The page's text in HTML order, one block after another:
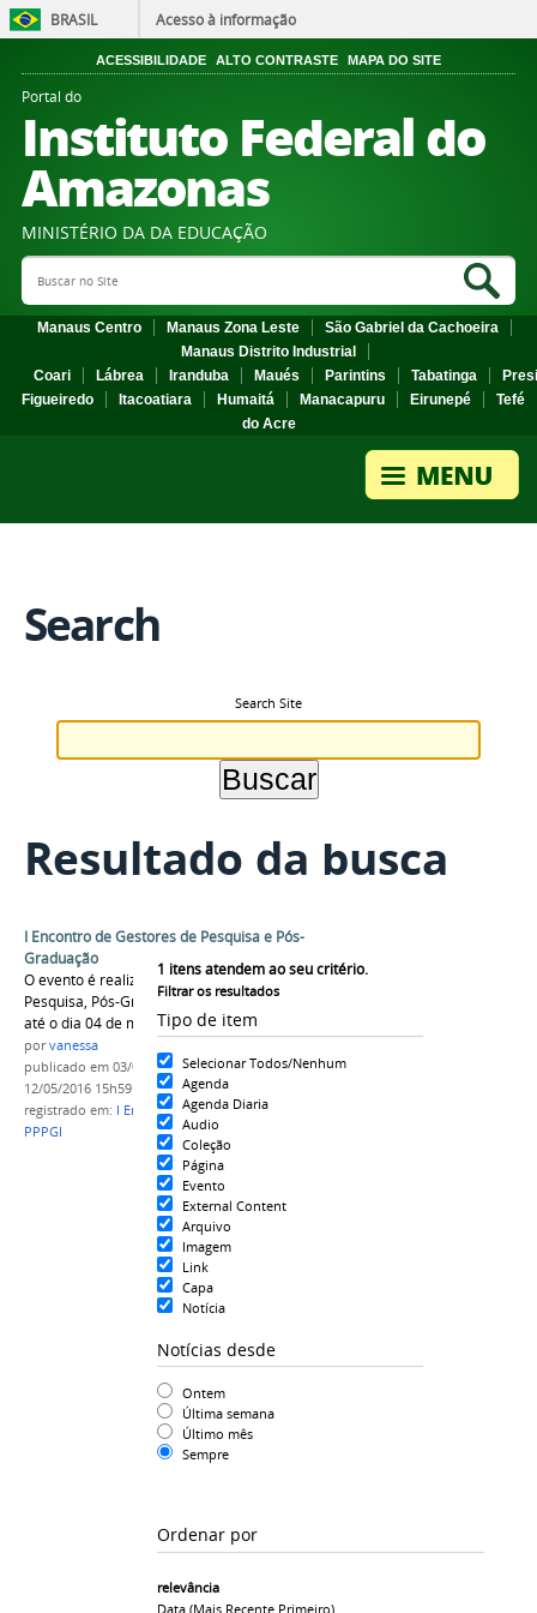
BRASIL Acesso à informação
ACESSIBILIDADE ALTO CONTRASTE MAPA DO SITE
Portal do
Instituto Federal do
Amazonas
MINISTÉRIO DA DA EDUCAÇÃO
Search Site
Manaus Centro Manaus Zona Leste
São Gabriel da Cachoeira
Manaus Distrito Industrial
Coari
Lábrea Iranduba Maués Parintins Tabatinga
Figueiredo
Itacoatiara Humaitá Manacapuru Eirunepé
Tefé
do Acre
Search
Search Site
Resultado da busca
1 itens atendem ao seu critério.
Filtrar os resultados
Tipo de item
Selecionar Todos/Nenhum
Agenda
Agenda Diaria
Audio
Coleção
Página
Evento
External Content
Arquivo
Imagem
Link
Capa
Notícia
Notícias desde
Ontem
Última semana
Último mês
Sempre
Ordenar por
relevância
Data (mais Recente Primeiro)
I Encontro de Gestores de Pesquisa e Pós-
Graduação
O evento é realizado pela Pró-Reitoria de
Pesquisa, Pós-Graduação e Inovação e acontece
até o dia 04 de maio, no CMC.
porvanessa
publicado em 03/05/2016—última modificaçãoem
12/05/2016 15h59
registrado em: I Encontro de Gestores de Pesquisa
PPPGI